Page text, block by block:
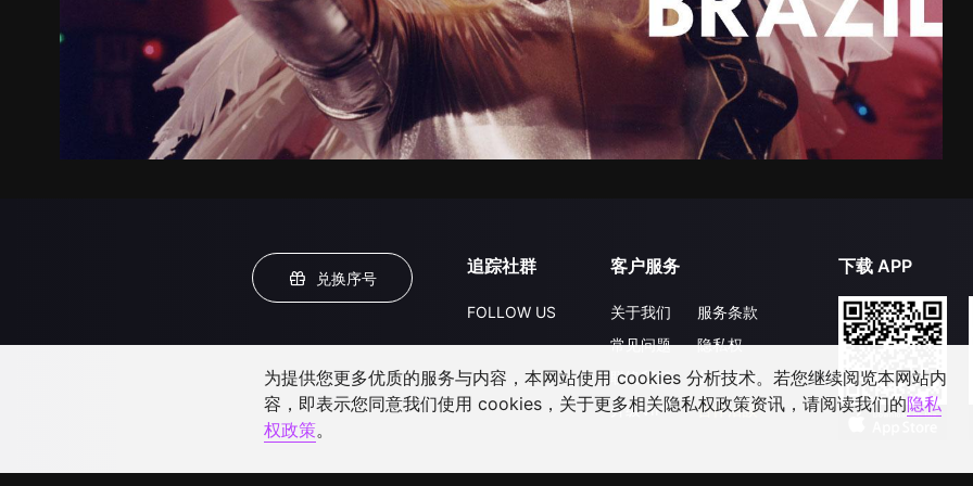
兑换序号
追踪社群
FOLLOW US
客户服务
关于我们
常见问题
联络我们
升级VIP
服务条款
隐私权
公开征件
合作洽談
下载 APP
为提供您更多优质的服务与内容，本网站使用 cookies 分析技术。若您继续阅览本网站内
容，即表示您同意我们使用 cookies，关于更多相关隐私权政策资讯，请阅读我们的隐私
权政策。